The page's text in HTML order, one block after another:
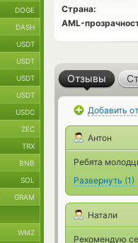
Страна:
AML-
Отзывы
Добавить
Антон
Ребята
Развернуть (1)
Натали
Рекомендую
DOGE
DASH
USDT
USDT
USDT
USDT
USDC
ZEC
TRX
BNB
SOL
GRAM
WMZ